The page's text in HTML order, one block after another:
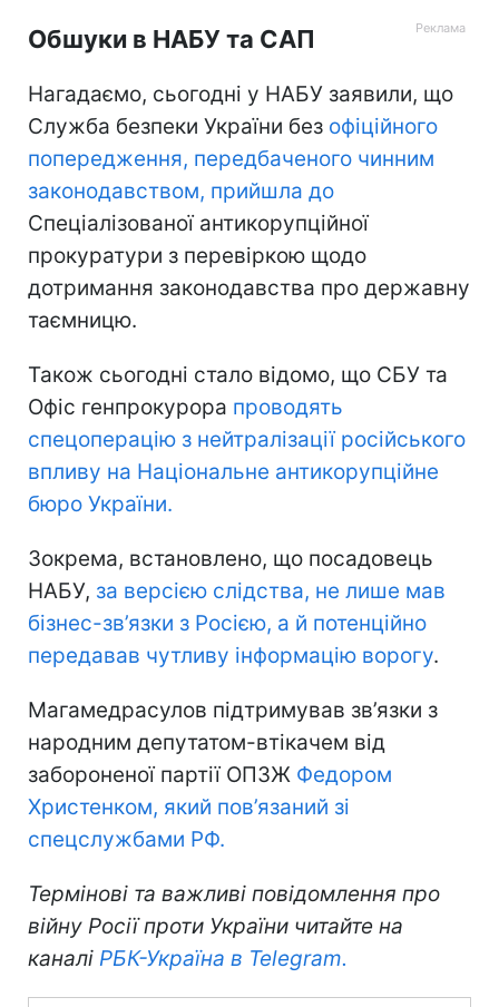
Обшуки в НАБУ та САП
Нагадаємо, сьогодні у НАБУ заявили, що
Служба безпеки України без офіційного
попередження, передбаченого чинним
законодавством, прийшла до
Спеціалізованої антикорупційної
прокуратури з перевіркою щодо
дотримання законодавства про державну
таємницю.
Також сьогодні стало відомо, що СБУ та
Офіс генпрокурора проводять
спецоперацію з нейтралізації російського
впливу на Національне антикорупційне
бюро України.
Зокрема, встановлено, що посадовець
НАБУ, за версією слідства, не лише мав
бізнес-зв’язки з Росією, а й потенційно
передавав чутливу інформацію ворогу.
Магамедрасулов підтримував зв’язки з
народним депутатом-втікачем від
забороненої партії ОПЗЖ Федором
Христенком, який пов’язаний зі
спецслужбами РФ.
Термінові та важливі повідомлення про
війну Росії проти України читайте на
каналі РБК-Україна в Telegram.